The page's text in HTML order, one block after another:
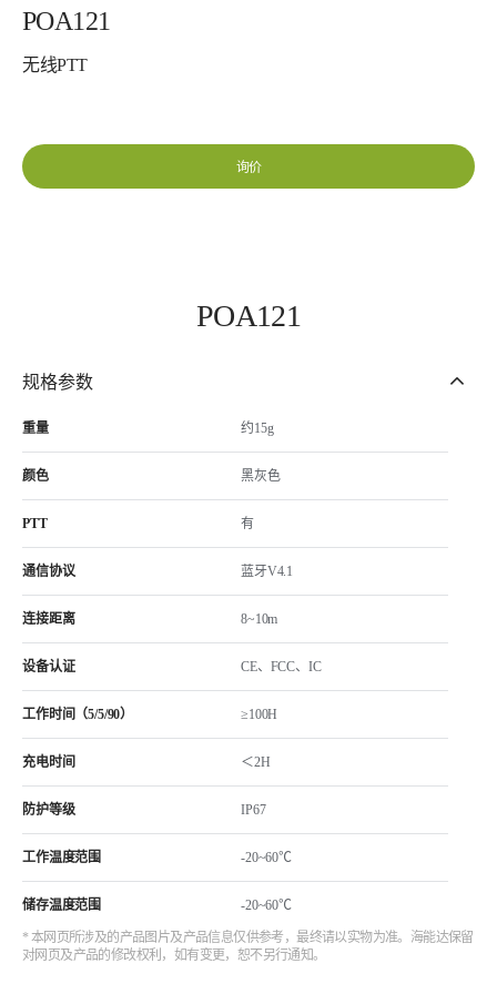
POA121
无线PTT
询价
POA121
规格参数
重量 约15g
颜色 黑灰色
PTT 有
通信协议 蓝牙V4.1
连接距离 8~10m
设备认证 CE、FCC、IC
工作时间（5/5/90） ≥100H
充电时间 ＜2H
防护等级 IP67
工作温度范围 -20~60℃
储存温度范围 -20~60℃
* 本网页所涉及的产品图片及产品信息仅供参考，最终请以实物为准。海能达保留
对网页及产品的修改权利，如有变更，恕不另行通知。